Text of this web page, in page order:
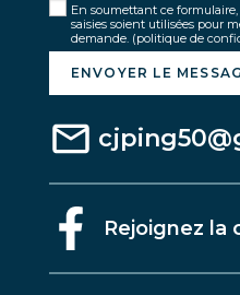
En soumettant ce
saisies soient utilisées pour
demande. (politique de
ENVOYER LE
Rejoignez la